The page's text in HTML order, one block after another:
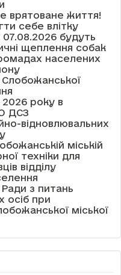
врятоване життя!
себе влітку
будуть
щеплення собак
населених
Слобожанської
року в
ДСЗ
відновлювальних
міській
техніки для
відділу
з питань
осіб при
міської